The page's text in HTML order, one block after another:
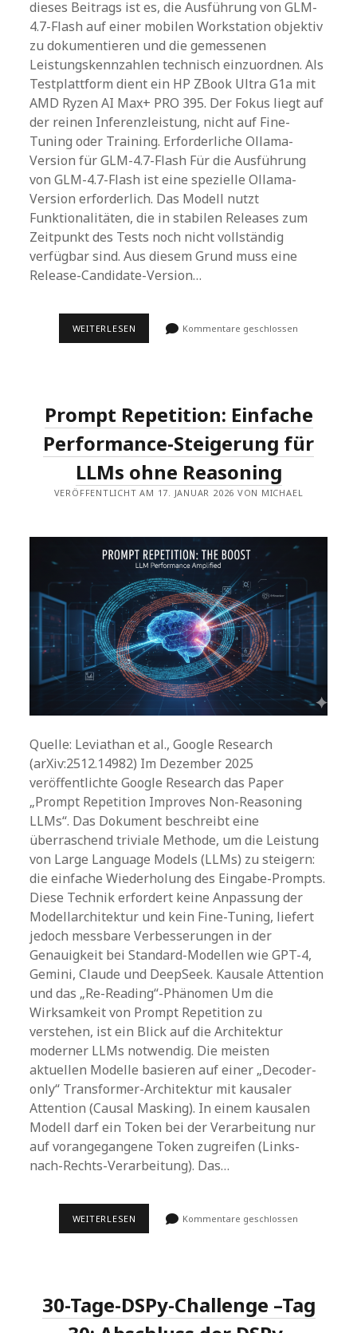
dieses Beitrags ist es, die Ausführung von GLM-
4.7-Flash auf einer mobilen Workstation objektiv
zu dokumentieren und die gemessenen
Leistungskennzahlen technisch einzuordnen. Als
Testplattform dient ein HP ZBook Ultra G1a mit
AMD Ryzen AI Max+ PRO 395. Der Fokus liegt auf
der reinen Inferenzleistung, nicht auf Fine-
Tuning oder Training. Erforderliche Ollama-
Version für GLM-4.7-Flash Für die Ausführung
von GLM-4.7-Flash ist eine spezielle Ollama-
Version erforderlich. Das Modell nutzt
Funktionalitäten, die in stabilen Releases zum
Zeitpunkt des Tests noch nicht vollständig
verfügbar sind. Aus diesem Grund muss eine
Release-Candidate-Version…
WEITERLESEN
AUF
HP
ULTRA
G1A
MIT
AMD
RYZEN
NOTEBOOK
Kommentare geschlossen
Prompt Repetition: Einfache
Performance-Steigerung für
LLMs ohne Reasoning
VERÖFFENTLICHT AM 17. JANUAR 2026 VON MICHAEL
Quelle: Leviathan et al., Google Research
(arXiv:2512.14982) Im Dezember 2025
veröffentlichte Google Research das Paper
„Prompt Repetition Improves Non-Reasoning
LLMs“. Das Dokument beschreibt eine
überraschend triviale Methode, um die Leistung
von Large Language Models (LLMs) zu steigern:
die einfache Wiederholung des Eingabe-Prompts.
Diese Technik erfordert keine Anpassung der
Modellarchitektur und kein Fine-Tuning, liefert
jedoch messbare Verbesserungen in der
Genauigkeit bei Standard-Modellen wie GPT-4,
Gemini, Claude und DeepSeek. Kausale Attention
und das „Re-Reading“-Phänomen Um die
Wirksamkeit von Prompt Repetition zu
verstehen, ist ein Blick auf die Architektur
moderner LLMs notwendig. Die meisten
aktuellen Modelle basieren auf einer „Decoder-
only“ Transformer-Architektur mit kausaler
Attention (Causal Masking). In einem kausalen
Modell darf ein Token bei der Verarbeitung nur
auf vorangegangene Token zugreifen (Links-
nach-Rechts-Verarbeitung). Das…
WEITERLESEN PROMPT
OHNE
REASONING
Kommentare geschlossen
30-Tage-DSPy-Challenge –Tag